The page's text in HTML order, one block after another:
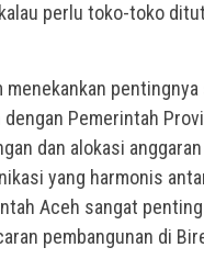
perlu toko-toko
menekankan
Pemerintah
dan alokasi
yang harmonis
Aceh sangat
pembangunan di